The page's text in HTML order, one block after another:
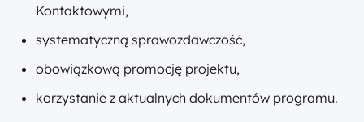
Kontaktowymi,
systematyczną sprawozdawczość,
obowiązkową promocję projektu,
korzystanie z aktualnych dokumentów programu.